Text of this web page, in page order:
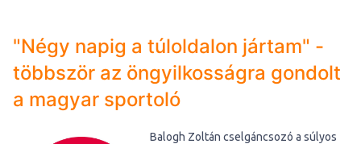
"Négy napig a túloldalon jártam" -
többször az öngyilkosságra gondolt
a magyar sportoló
Balogh Zoltán cselgáncsozó a súlyos